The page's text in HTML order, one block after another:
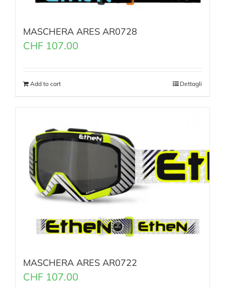
MASCHERA ARES AR0728
CHF 107.00
Add to cart Dettagli
MASCHERA ARES AR0722
CHF 107.00